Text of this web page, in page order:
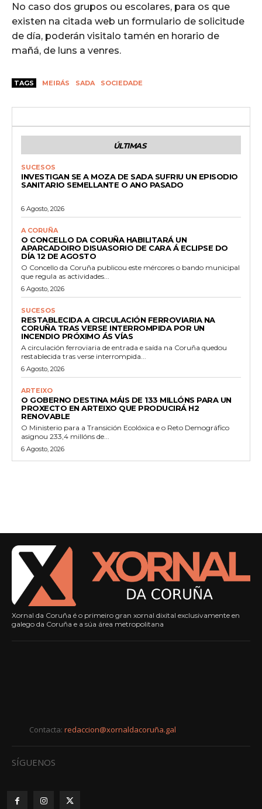
No caso dos grupos ou escolares, para os que
existen na citada web un formulario de solicitude
de día, poderán visitalo tamén en horario de
mañá, de luns a venres.
TAGS MEIRÁS SADA SOCIEDADE
ÚLTIMAS
SUCESOS
INVESTIGAN SE A MOZA DE SADA SUFRIU UN EPISODIO
SANITARIO SEMELLANTE O ANO PASADO
6 Agosto, 2026
A CORUÑA
O CONCELLO DA CORUÑA HABILITARÁ UN
APARCADOIRO DISUASORIO DE CARA Á ECLIPSE DO
DÍA 12 DE AGOSTO
O Concello da Coruña publicou este mércores o bando municipal
que regula as actividades...
6 Agosto, 2026
SUCESOS
RESTABLECIDA A CIRCULACIÓN FERROVIARIA NA
CORUÑA TRAS VERSE INTERROMPIDA POR UN
INCENDIO PRÓXIMO ÁS VÍAS
A circulación ferroviaria de entrada e saída na Coruña quedou
restablecida tras verse interrompida...
6 Agosto, 2026
ARTEIXO
O GOBERNO DESTINA MÁIS DE 133 MILLÓNS PARA UN
PROXECTO EN ARTEIXO QUE PRODUCIRÁ H2
RENOVABLE
O Ministerio para a Transición Ecolóxica e o Reto Demográfico
asignou 233,4 millóns de...
6 Agosto, 2026
Xornal da Coruña é o primeiro gran xornal dixital exclusivamente en
galego da Coruña e a súa área metropolitana
Contacta: redaccion@xornaldacoruña.gal
SÍGUENOS